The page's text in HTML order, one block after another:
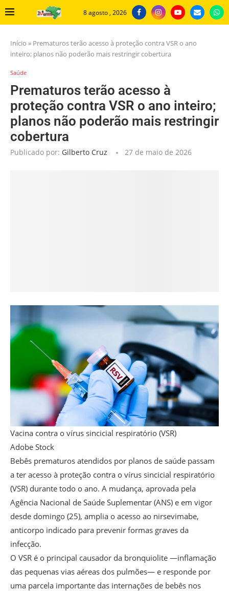
8 agosto , 2026
Início » Prematuros terão acesso à proteção contra VSR o ano
inteiro; planos não poderão mais restringir cobertura
Saúde
Prematuros terão acesso à
proteção contra VSR o ano inteiro;
planos não poderão mais restringir
cobertura
Publicado por: Gilberto Cruz 27 de maio de 2026
Vacina contra o vírus sincicial respiratório (VSR)
Adobe Stock
Bebês prematuros atendidos por planos de saúde passam
a ter acesso à proteção contra o vírus sincicial respiratório
(VSR) durante todo o ano. A mudança, aprovada pela
Agência Nacional de Saúde Suplementar (ANS) e em vigor
desde domingo (25), amplia o acesso ao nirsevimabe,
anticorpo indicado para prevenir formas graves da
infecção.
O VSR é o principal causador da bronquiolite —inflamação
das pequenas vias aéreas dos pulmões— e responde por
uma parcela importante das internações de bebês nos